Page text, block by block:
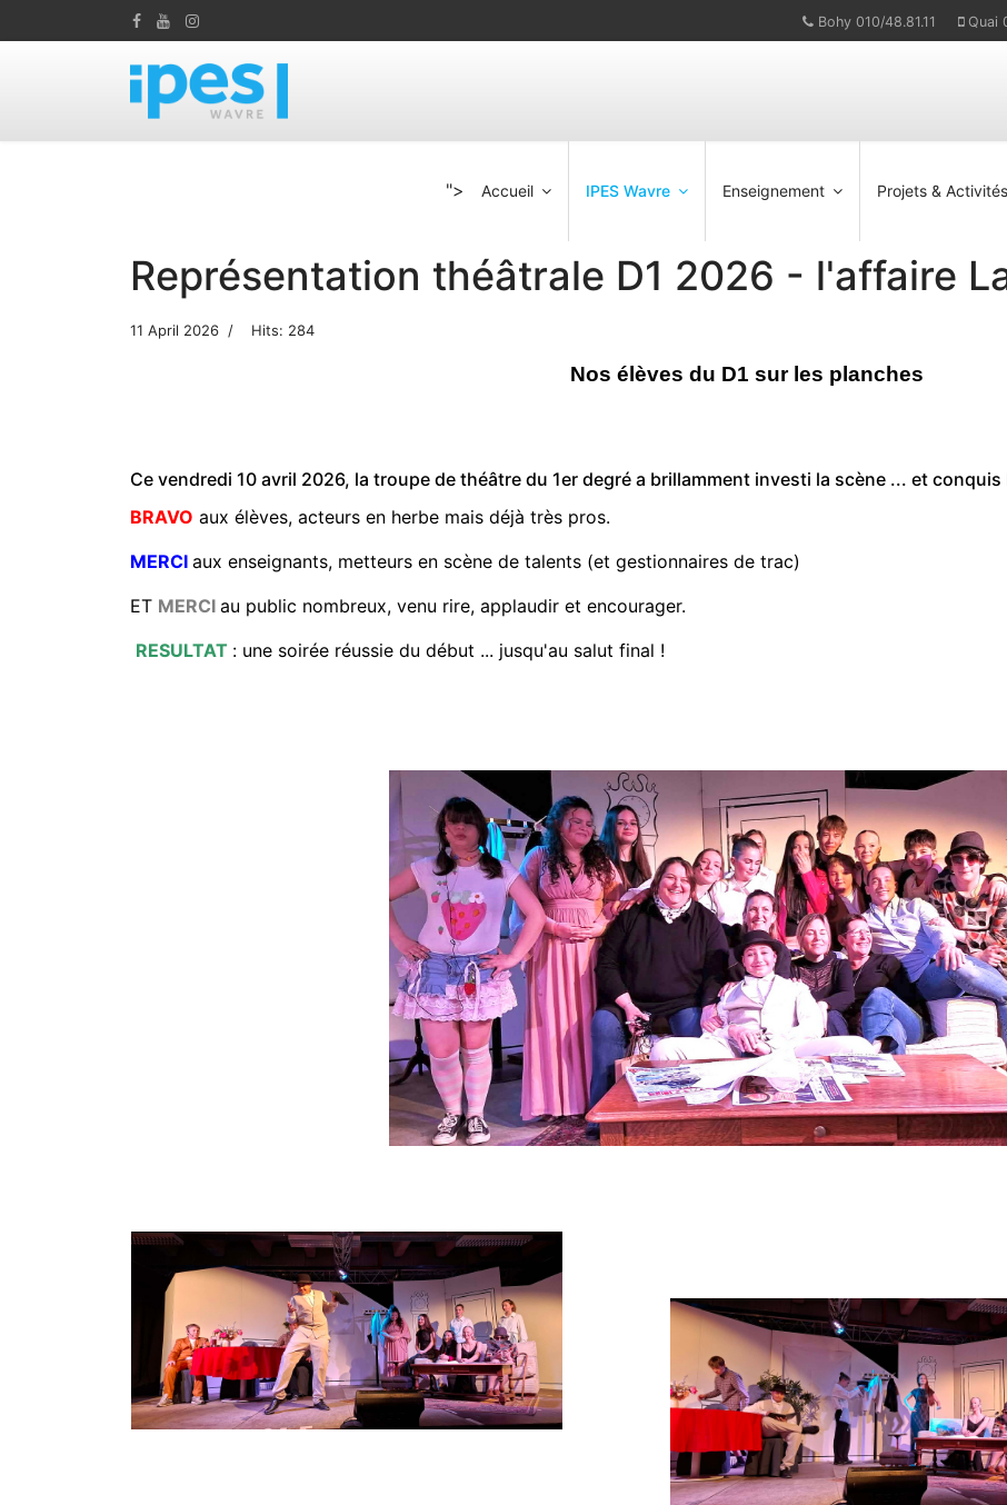
Bohy 010/48.81.11 Quai
"> Accueil IPES Wavre Enseignement Projets & Activités
Représentation théâtrale D1 2026 - l'affaire
11 April 2026 Hits: 284
Nos élèves du D1 sur les planches
Ce vendredi 10 avril 2026, la troupe de théâtre du 1er degré a brillamment investi la scène ... et conquis
BRAVO aux élèves, acteurs en herbe mais déjà très pros.
MERCI aux enseignants, metteurs en scène de talents (et gestionnaires de trac)
ET MERCI au public nombreux, venu rire, applaudir et encourager.
RESULTAT : une soirée réussie du début ... jusqu'au salut final !